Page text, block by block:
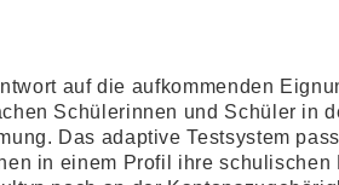
auf die aufkommenden
Schülerinnen und Schüler in
Das adaptive Testsystem
in einem Profil ihre schulischen